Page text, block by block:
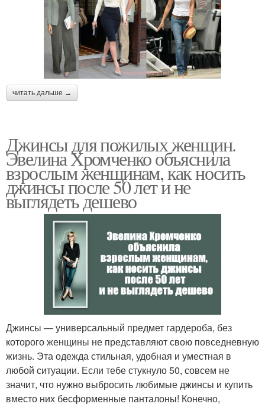
читать дальше →
Джинсы для пожилых женщин.
Эвелина Хромченко объяснила
взрослым женщинам, как носить
джинсы после 50 лет и не
выглядеть дешево
Джинсы — универсальный предмет гардероба, без
которого женщины не представляют свою повседневную
жизнь. Эта одежда стильная, удобная и уместная в
любой ситуации. Если тебе стукнуло 50, совсем не
значит, что нужно выбросить любимые джинсы и купить
вместо них бесформенные панталоны! Конечно,